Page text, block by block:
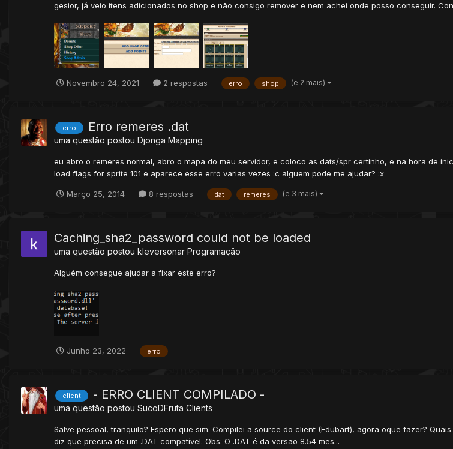
gesior, já veio itens adicionados no shop e não consigo remover e nem achei onde posso conseguir.
Novembro 24, 2021 2 respostas erro shop (e 2 mais)
erro Erro remeres .dat
uma questão postou Djonga Mapping
eu abro o remeres normal, abro o mapa do meu servidor, e coloco as dats/spr certinho, e na hora de
load flags for sprite 101 e aparece esse erro varias vezes :c alguem pode me ajudar? :x
Março 25, 2014 8 respostas dat remeres (e 3 mais)
Caching_sha2_password could not be loaded
uma questão postou kleversonar Programação
Alguém consegue ajudar a fixar este erro?
Junho 23, 2022 erro
client - ERRO CLIENT COMPILADO -
uma questão postou SucoDFruta Clients
Salve pessoal, tranquilo? Espero que sim. Compilei a source do client (Edubart), agora oque fazer?
diz que precisa de um .DAT compatível. Obs: O .DAT é da versão 8.54 mes...